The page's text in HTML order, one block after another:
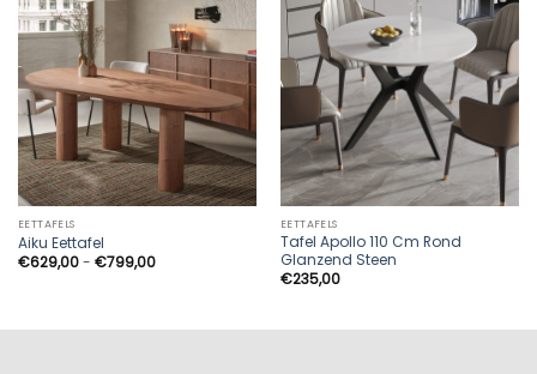
EETTAFELS
Aiku Eettafel
€629,00- €799,00Prijsklasse:
€629,00
EETTAFELS
Tafel Apollo 110 Cm Rond
Glanzend Steen
€235,00